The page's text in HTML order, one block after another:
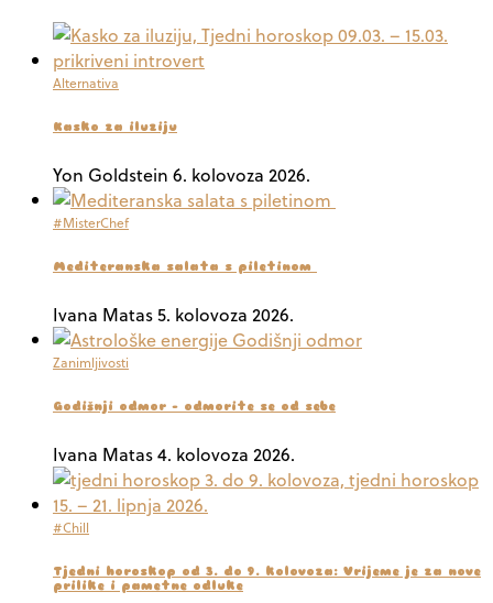
Alternativa
Kasko za iluziju
Yon Goldstein 6. kolovoza 2026.
#MisterChef
Mediteranska salata s piletinom
Ivana Matas5. kolovoza 2026.
Zanimljivosti
Godišnji odmor – odmorite se od sebe
Ivana Matas4. kolovoza 2026.
#Chill
Tjedni horoskop od 3. do 9. kolovoza: Vrijeme je za nove
prilike i pametne odluke